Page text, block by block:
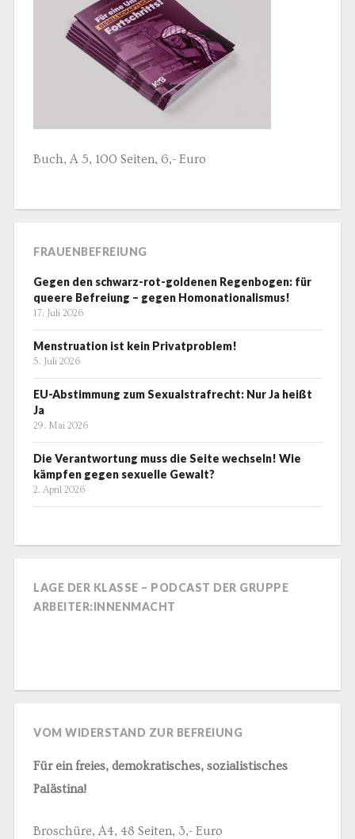
Buch, A 5, 100 Seiten, 6,- Euro
FRAUENBEFREIUNG
Gegen den schwarz-rot-goldenen Regenbogen: für
queere Befreiung – gegen Homonationalismus!
17. Juli 2026
Menstruation ist kein Privatproblem!
5. Juli 2026
EU-Abstimmung zum Sexualstrafrecht: Nur Ja heißt
Ja
29. Mai 2026
Die Verantwortung muss die Seite wechseln! Wie
kämpfen gegen sexuelle Gewalt?
2. April 2026
LAGE DER KLASSE – PODCAST DER GRUPPE
ARBEITER:INNENMACHT
VOM WIDERSTAND ZUR BEFREIUNG
Für ein freies, demokratisches, sozialistisches
Palästina!
Broschüre, A4, 48 Seiten, 3,- Euro